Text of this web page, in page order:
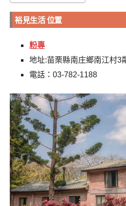
裕見生活 位置
粉專
地址:苗栗縣南庄鄉南江村3
電話：03-782-1188